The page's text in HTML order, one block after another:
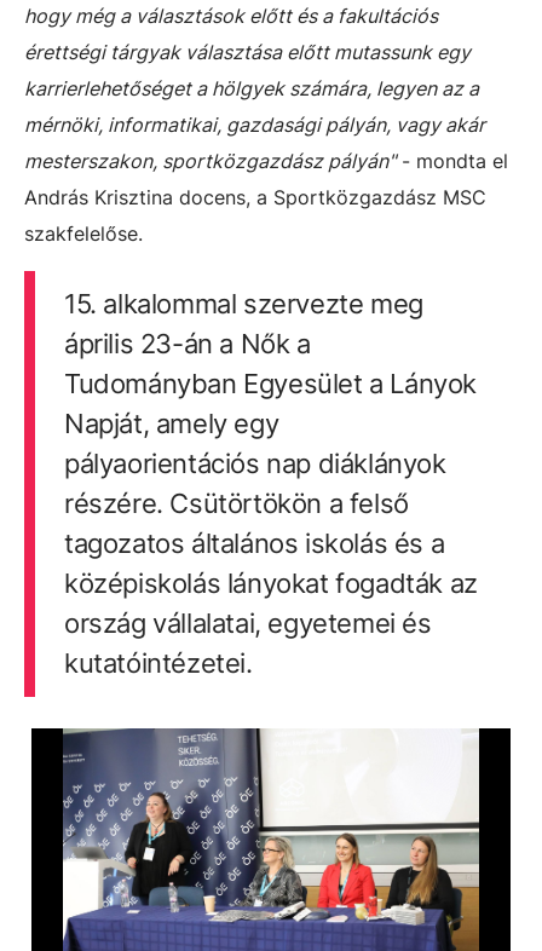
hogy még a választások előtt és a fakultációs
érettségi tárgyak választása előtt mutassunk egy
karrierlehetőséget a hölgyek számára, legyen az a
mérnöki, informatikai, gazdasági pályán, vagy akár
mesterszakon, sportközgazdász pályán"- mondta el
András Krisztina docens, a Sportközgazdász MSC
szakfelelőse.
15. alkalommal szervezte meg
április 23-án a Nők a
Tudományban Egyesület a Lányok
Napját, amely egy
pályaorientációs nap diáklányok
részére. Csütörtökön a felső
tagozatos általános iskolás és a
középiskolás lányokat fogadták az
ország vállalatai, egyetemei és
kutatóintézetei.